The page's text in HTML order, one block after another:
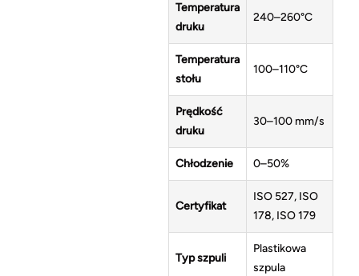
Temperatura
druku
240–260°C
Temperatura
stołu
100–110°C
Prędkość
druku
30–100 mm/s
Chłodzenie 0–50%
Certyfikat
ISO 527, ISO
178, ISO 179
Typ szpuli
Plastikowa
szpula